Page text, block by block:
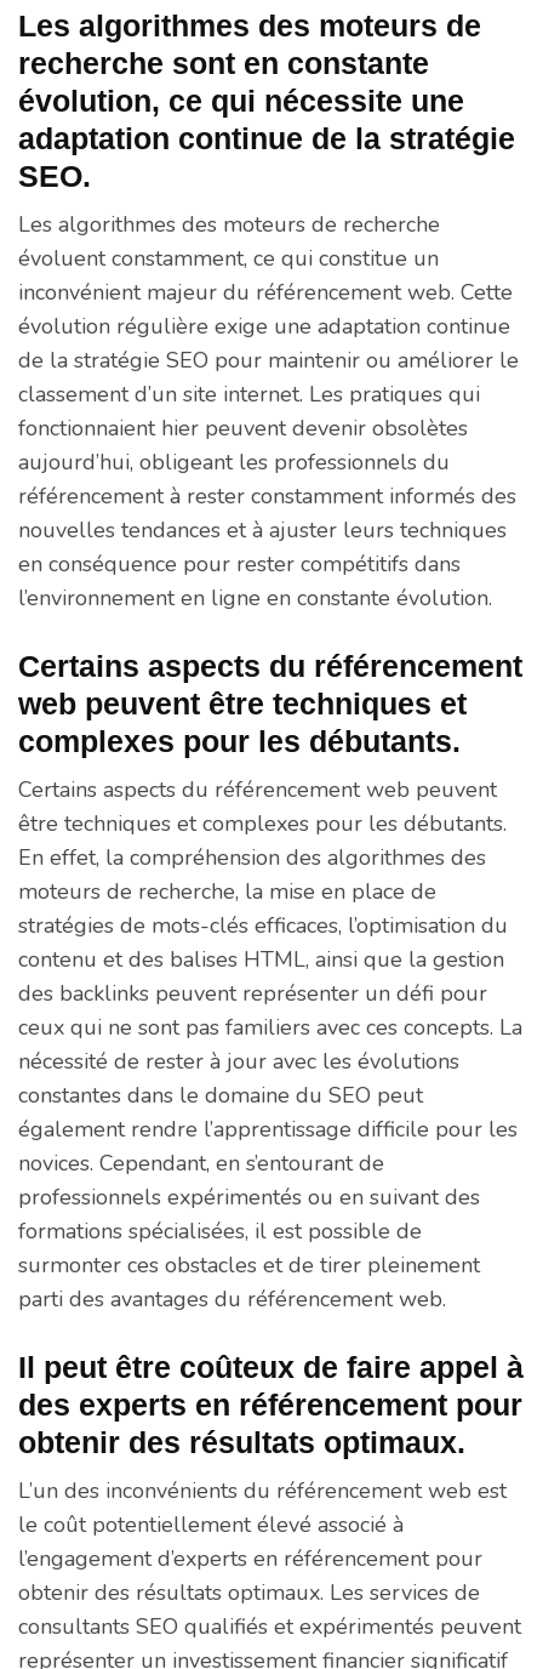
Les algorithmes des moteurs de
recherche sont en constante
évolution, ce qui nécessite une
adaptation continue de la stratégie
SEO.
Les algorithmes des moteurs de recherche
évoluent constamment, ce qui constitue un
inconvénient majeur du référencement web. Cette
évolution régulière exige une adaptation continue
de la stratégie SEO pour maintenir ou améliorer le
classement d’un site internet. Les pratiques qui
fonctionnaient hier peuvent devenir obsolètes
aujourd’hui, obligeant les professionnels du
référencement à rester constamment informés des
nouvelles tendances et à ajuster leurs techniques
en conséquence pour rester compétitifs dans
l’environnement en ligne en constante évolution.
Certains aspects du référencement
web peuvent être techniques et
complexes pour les débutants.
Certains aspects du référencement web peuvent
être techniques et complexes pour les débutants.
En effet, la compréhension des algorithmes des
moteurs de recherche, la mise en place de
stratégies de mots-clés efficaces, l’optimisation du
contenu et des balises HTML, ainsi que la gestion
des backlinks peuvent représenter un défi pour
ceux qui ne sont pas familiers avec ces concepts. La
nécessité de rester à jour avec les évolutions
constantes dans le domaine du SEO peut
également rendre l’apprentissage difficile pour les
novices. Cependant, en s’entourant de
professionnels expérimentés ou en suivant des
formations spécialisées, il est possible de
surmonter ces obstacles et de tirer pleinement
parti des avantages du référencement web.
Il peut être coûteux de faire appel à
des experts en référencement pour
obtenir des résultats optimaux.
L’un des inconvénients du référencement web est
le coût potentiellement élevé associé à
l’engagement d’experts en référencement pour
obtenir des résultats optimaux. Les services de
consultants SEO qualifiés et expérimentés peuvent
représenter un investissement financier significatif